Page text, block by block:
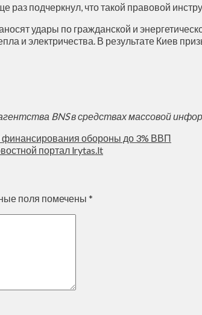
раз подчеркнул, что такой правовой
удары по гражданской и
и электричества. В результате Киев
BNS в средствах массовой
обороны до 3% ВВП
портал lrytas.lt
поля помечены *